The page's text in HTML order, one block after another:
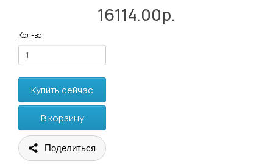
16114.00р.
Кол-во
Купить сейчас
В корзину
Поделиться